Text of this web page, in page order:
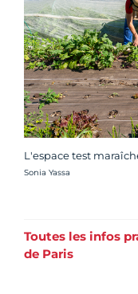
L'espace test
Crédit photo :
Sonia Yassa
Toutes les infos
de Paris